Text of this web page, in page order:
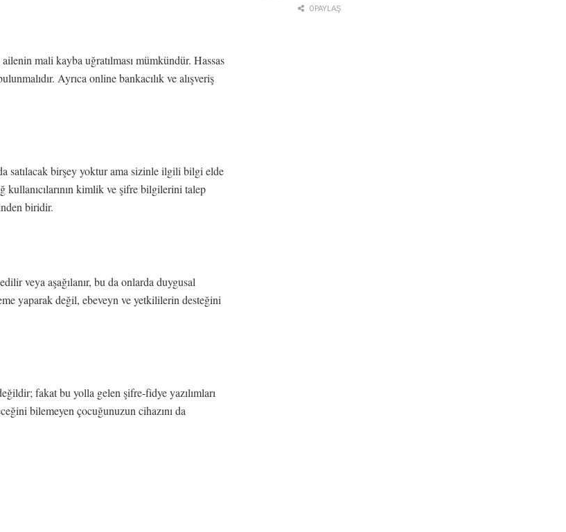
mali kayba uğratılması mümkündür. Hassas
Ayrıca online bankacılık ve alışveriş
satılacak birşey yoktur ama sizinle ilgili bilgi elde
kullanıcılarının kimlik ve şifre bilgilerini talep
biridir.
veya aşağılanır, bu da onlarda duygusal
yaparak değil, ebeveyn ve yetkililerin desteğini
fakat bu yolla gelen şifre-fidye yazılımları
bilemeyen çocuğunuzun cihazını da
0 PAYLAŞ